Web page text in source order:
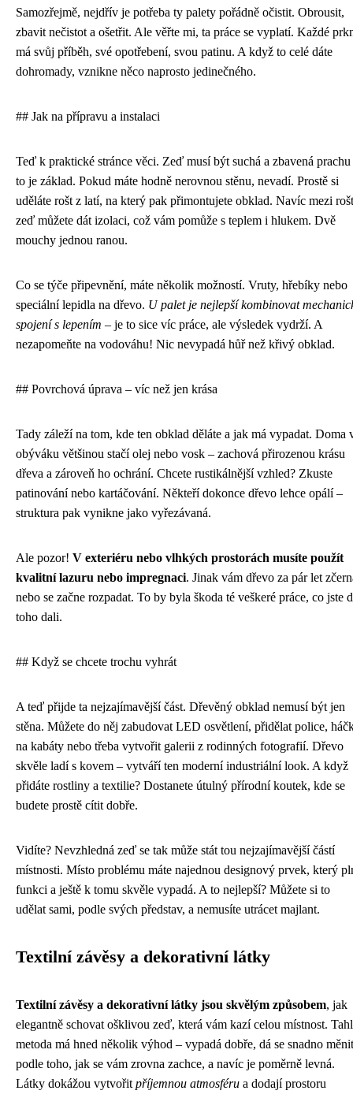
Samozřejmě, nejdřív je potřeba ty palety pořádně očistit. Obrousit,
zbavit nečistot a ošetřit. Ale věřte mi, ta práce se vyplatí. Každé
má svůj příběh, své opotřebení, svou patinu. A když to celé dáte
dohromady, vznikne něco naprosto jedinečného.
## Jak na přípravu a instalaci
Teď k praktické stránce věci. Zeď musí být suchá a zbavená prachu
to je základ. Pokud máte hodně nerovnou stěnu, nevadí. Prostě si
uděláte rošt z latí, na který pak přimontujete obklad. Navíc mezi
zeď můžete dát izolaci, což vám pomůže s teplem i hlukem. Dvě
mouchy jednou ranou.
Co se týče připevnění, máte několik možností. Vruty, hřebíky nebo
speciální lepidla na dřevo. U palet je nejlepší kombinovat
spojení s lepením – je to sice víc práce, ale výsledek vydrží. A
nezapomeňte na vodováhu! Nic nevypadá hůř než křivý obklad.
## Povrchová úprava – víc než jen krása
Tady záleží na tom, kde ten obklad děláte a jak má vypadat. Doma
obýváku většinou stačí olej nebo vosk – zachová přirozenou krásu
dřeva a zároveň ho ochrání. Chcete rustikálnější vzhled? Zkuste
patinování nebo kartáčování. Někteří dokonce dřevo lehce opálí –
struktura pak vynikne jako vyřezávaná.
Ale pozor! V exteriéru nebo vlhkých prostorách musíte použít
kvalitní lazuru nebo impregnaci. Jinak vám dřevo za pár let
nebo se začne rozpadat. To by byla škoda té veškeré práce, co jste
toho dali.
## Když se chcete trochu vyhrát
A teď přijde ta nejzajímavější část. Dřevěný obklad nemusí být jen
stěna. Můžete do něj zabudovat LED osvětlení, přidělat police,
na kabáty nebo třeba vytvořit galerii z rodinných fotografií. Dřevo
skvěle ladí s kovem – vytváří ten moderní industriální look. A když
přidáte rostliny a textilie? Dostanete útulný přírodní koutek, kde se
budete prostě cítit dobře.
Vidíte? Nevzhledná zeď se tak může stát tou nejzajímavější částí
místnosti. Místo problému máte najednou designový prvek, který
funkci a ještě k tomu skvěle vypadá. A to nejlepší? Můžete si to
udělat sami, podle svých představ, a nemusíte utrácet majlant.
Textilní závěsy a dekorativní látky
Textilní závěsy a dekorativní látky jsou skvělým způsobem, jak
elegantně schovat ošklivou zeď, která vám kazí celou místnost.
metoda má hned několik výhod – vypadá dobře, dá se snadno měnit
podle toho, jak se vám zrovna zachce, a navíc je poměrně levná.
Látky dokážou vytvořit příjemnou atmosféru a dodají prostoru